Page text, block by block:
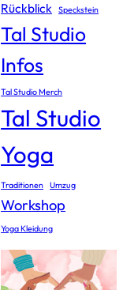
Rückblick Speckstein
Tal Studio
Infos
Tal Studio Merch
Tal Studio
Yoga
Traditionen Umzug
Workshop
Yoga Kleidung